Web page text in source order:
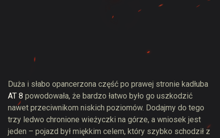
Duża i słabo opancerzona część po prawej stronie kadłuba
AT 8 powodowała, że bardzo łatwo było go uszkodzić
nawet przeciwnikom niskich poziomów. Dodajmy do tego
trzy ledwo chronione wieżyczki na górze, a wniosek jest
jeden – pojazd był miękkim celem, który szybko schodził z